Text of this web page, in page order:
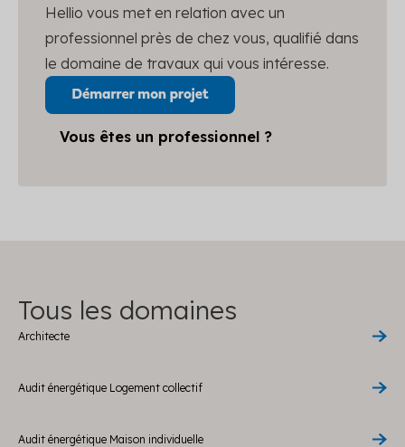
Hellio vous met en relation avec un
professionnel près de chez vous, qualifié dans
le domaine de travaux qui vous intéresse.
Vous êtes un professionnel ?
Tous les domaines
Architecte
Audit énergétique Logement collectif
Audit énergétique Maison individuelle